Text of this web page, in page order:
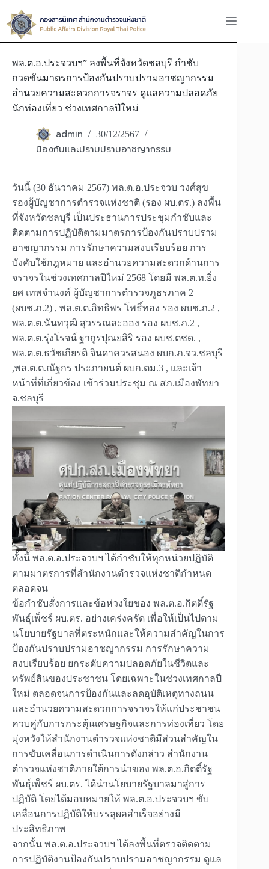
to
content
พล.ต.อ.ประจวบฯ” ลงพื้นที่จังหวัดชลบุรี กำชับ
กวดขันมาตรการป้องกันปราบปรามอาชญากรรม
อำนวยความสะดวกการจราจร ดูแลความปลอดภัย
นักท่องเที่ยว ช่วงเทศกาลปีใหม่
admin 30/12/2567
ป้องกันและปราบปรามอาชญากรรม
วันนี้ (30 ธันวาคม 2567) พล.ต.อ.ประจวบ วงศ์สุข
รองผู้บัญชาการตำรวจแห่งชาติ (รอง ผบ.ตร.) ลงพื้น
ที่จังหวัดชลบุรี เป็นประธานการประชุมกำชับและ
ติดตามการปฏิบัติตามมาตรการป้องกันปราบปราม
อาชญากรรม การรักษาความสงบเรียบร้อย การ
บังคับใช้กฎหมาย และอำนวยความสะดวกด้านการ
จราจรในช่วงเทศกาลปีใหม่ 2568 โดยมี พล.ต.ท.ยิ่ง
ยศ เทพจำนงค์ ผู้บัญชาการตำรวจภูธรภาค 2
(ผบช.ภ.2) , พล.ต.ต.อิทธิพร โพธิ์ทอง รอง ผบช.ภ.2 ,
พล.ต.ต.นันทวุฒิ สุวรรณละออง รอง ผบช.ภ.2 ,
พล.ต.ต.รุ่งโรจน์ ฐากูรปุณยสิริ รอง ผบช.ตชด. ,
พล.ต.ต.ธวัชเกียรติ จินดาควรสนอง ผบก.ภ.จว.ชลบุรี
,พล.ต.ต.ณัฐกร ประภายนต์ ผบก.ตม.3 , และเจ้า
หน้าที่ที่เกี่ยวข้อง เข้าร่วมประชุม ณ สภ.เมืองพัทยา
จ.ชลบุรี
ทั้งนี้ พล.ต.อ.ประจวบฯ ได้กำชับให้ทุกหน่วยปฏิบัติ
ตามมาตรการที่สำนักงานตำรวจแห่งชาติกำหนด
ตลอดจน
ข้อกำชับสั่งการและข้อห่วงใยของ พล.ต.อ.กิตติ์รัฐ
พันธุ์เพ็ชร์ ผบ.ตร. อย่างเคร่งครัด เพื่อให้เป็นไปตาม
นโยบายรัฐบาลที่ตระหนักและให้ความสำคัญในการ
ป้องกันปราบปรามอาชญากรรม การรักษาความ
สงบเรียบร้อย ยกระดับความปลอดภัยในชีวิตและ
ทรัพย์สินของประชาชน โดยเฉพาะในช่วงเทศกาลปี
ใหม่ ตลอดจนการป้องกันและลดอุบัติเหตุทางถนน
และอำนวยความสะดวกการจราจรให้แก่ประชาชน
ควบคู่กับการกระตุ้นเศรษฐกิจและการท่องเที่ยว โดย
มุ่งหวังให้สำนักงานตำรวจแห่งชาติมีส่วนสำคัญใน
การขับเคลื่อนการดำเนินการดังกล่าว สำนักงาน
ตำรวจแห่งชาติภายใต้การนำของ พล.ต.อ.กิตติ์รัฐ
พันธุ์เพ็ชร์ ผบ.ตร. ได้นำนโยบายรัฐบาลมาสู่การ
ปฏิบัติ โดยได้มอบหมายให้ พล.ต.อ.ประจวบฯ ขับ
เคลื่อนการปฏิบัติให้บรรลุผลสำเร็จอย่างมี
ประสิทธิภาพ
จากนั้น พล.ต.อ.ประจวบฯ ได้ลงพื้นที่ตรวจติดตาม
การปฏิบัติงานป้องกันปราบปรามอาชญากรรม ดูแล